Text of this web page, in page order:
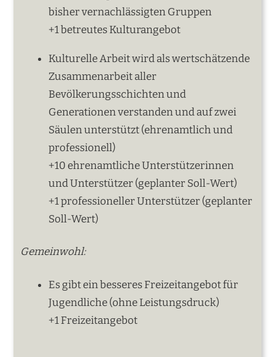
bisher vernachlässigten Gruppen
+1 betreutes Kulturangebot
Kulturelle Arbeit wird als wertschätzende
Zusammenarbeit aller
Bevölkerungsschichten und
Generationen verstanden und auf zwei
Säulen unterstützt (ehrenamtlich und
professionell)
+10 ehrenamtliche Unterstützerinnen
und Unterstützer (geplanter Soll-Wert)
+1 professioneller Unterstützer (geplanter
Soll-Wert)
Gemeinwohl:
Es gibt ein besseres Freizeitangebot für
Jugendliche (ohne Leistungsdruck)
+1 Freizeitangebot